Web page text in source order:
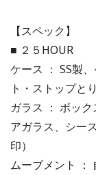
【スペック】
■ ２５HOUR
ケース ： SS製
ト・ストップと
ガラス ： ボッ
アガラス、シー
印）
ムーブメント ：